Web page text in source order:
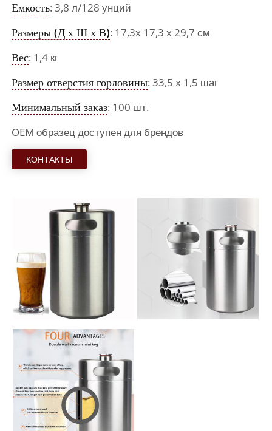
Емкость: 3,8 л/128 унций
Размеры (Д х Ш х В): 17,3x 17,3 x 29,7 см
Вес: 1,4 кг
Размер отверстия горловины: 33,5 x 1,5 шаг
Минимальный заказ: 100 шт.
OEM образец доступен для брендов
КОНТАКТЫ